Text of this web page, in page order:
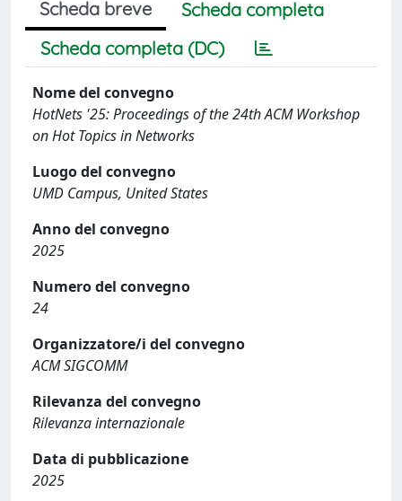
Scheda breve
Scheda completa
Scheda completa (DC)
Nome del convegno
HotNets '25: Proceedings of the 24th ACM Workshop
on Hot Topics in Networks
Luogo del convegno
UMD Campus, United States
Anno del convegno
2025
Numero del convegno
24
Organizzatore/i del convegno
ACM SIGCOMM
Rilevanza del convegno
Rilevanza internazionale
Data di pubblicazione
2025